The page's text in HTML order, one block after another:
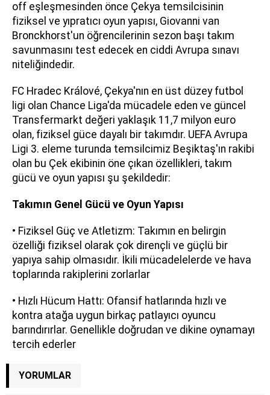
off eşleşmesinden önce Çekya temsilcisinin
fiziksel ve yıpratıcı oyun yapısı, Giovanni van
Bronckhorst'un öğrencilerinin sezon başı takım
savunmasını test edecek en ciddi Avrupa sınavı
niteliğindedir.
FC Hradec Králové, Çekya'nın en üst düzey futbol
ligi olan Chance Liga'da mücadele eden ve güncel
Transfermarkt değeri yaklaşık 11,7 milyon euro
olan, fiziksel güce dayalı bir takımdır. UEFA Avrupa
Ligi 3. eleme turunda temsilcimiz Beşiktaş'ın rakibi
olan bu Çek ekibinin öne çıkan özellikleri, takım
gücü ve oyun yapısı şu şekildedir:
Takımın Genel Gücü ve Oyun Yapısı
• Fiziksel Güç ve Atletizm: Takımın en belirgin
özelliği fiziksel olarak çok dirençli ve güçlü bir
yapıya sahip olmasıdır. İkili mücadelelerde ve hava
toplarında rakiplerini zorlarlar
• Hızlı Hücum Hattı: Ofansif hatlarında hızlı ve
kontra atağa uygun birkaç patlayıcı oyuncu
barındırırlar. Genellikle doğrudan ve dikine oynamayı
tercih ederler
YORUMLAR